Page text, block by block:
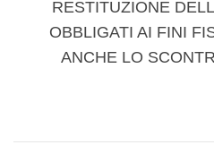
RESTITUZIONE
OBBLIGATI AI FINI
ANCHE LO